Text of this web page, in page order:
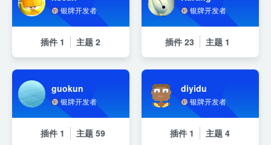
银牌开发者
插件 1 主题 2
银牌开发者
插件23 主题 1
guokun
银牌开发者
插件 1 主题 59
diyidu
银牌开发者
插件 1 主题 4